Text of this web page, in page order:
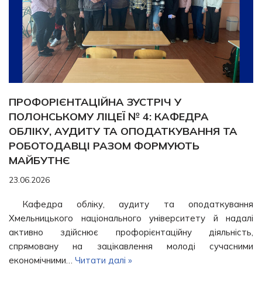
ПРОФОРІЄНТАЦІЙНА ЗУСТРІЧ У
ПОЛОНСЬКОМУ ЛІЦЕЇ № 4: КАФЕДРА
ОБЛІКУ, АУДИТУ ТА ОПОДАТКУВАННЯ ТА
РОБОТОДАВЦІ РАЗОМ ФОРМУЮТЬ
МАЙБУТНЄ
23.06.2026
Кафедра обліку, аудиту та оподаткування
Хмельницького національного університету й надалі
активно здійснює профорієнтаційну діяльність,
спрямовану на зацікавлення молоді сучасними
економічними… Читати далі »